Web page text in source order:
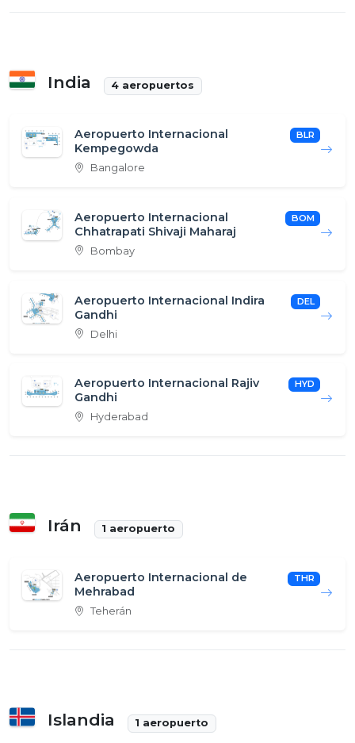
India 4 aeropuertos
Aeropuerto Internacional
Kempegowda
BLR
Bangalore
Aeropuerto Internacional
Chhatrapati Shivaji Maharaj
BOM
Bombay
Aeropuerto Internacional Indira
Gandhi
DEL
Delhi
Aeropuerto Internacional Rajiv
Gandhi
HYD
Hyderabad
Irán 1 aeropuerto
Aeropuerto Internacional de
Mehrabad
THR
Teherán
Islandia 1 aeropuerto